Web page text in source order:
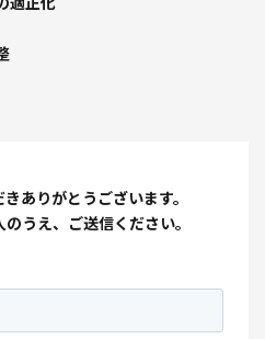
ありがとうございます。
うえ、ご送信ください。